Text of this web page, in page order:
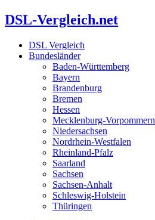
Zum
Inhalt
DSL-Vergleich.net
DSL Vergleich
Bundesländer
Baden-Württemberg
Bayern
Brandenburg
Bremen
Hessen
Mecklenburg-Vorpommern
Niedersachsen
Nordrhein-Westfalen
Rheinland-Pfalz
Saarland
Sachsen
Sachsen-Anhalt
Schleswig-Holstein
Thüringen